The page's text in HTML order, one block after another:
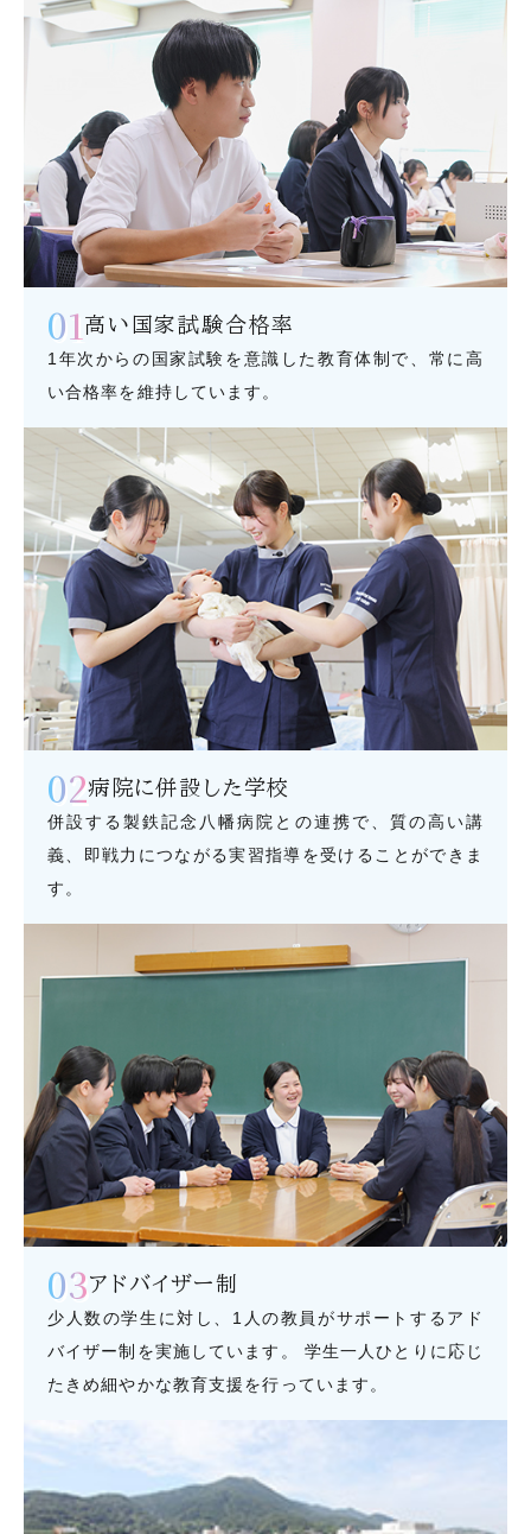
01 高い国家試験合格率
1年次からの国家試験を意識した教育体制で、常に高
い合格率を維持しています。
02病院に併設した学校
併設する製鉄記念八幡病院との連携で、質の高い講
義、即戦力につながる実習指導を受けることができま
す。
03アドバイザー制
少人数の学生に対し、1人の教員がサポートするアド
バイザー制を実施しています。 学生一人ひとりに応じ
たきめ細やかな教育支援を行っています。